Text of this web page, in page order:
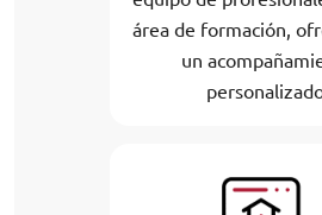
área de formación,
un